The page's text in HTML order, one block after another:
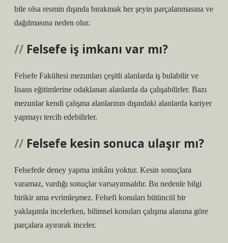
bile olsa resmin dışında bırakmak her şeyin parçalanmasına ve
dağılmasına neden olur.
Felsefe iş imkanı var mı?
Felsefe Fakültesi mezunları çeşitli alanlarda iş bulabilir ve
lisans eğitimlerine odaklanan alanlarda da çalışabilirler. Bazı
mezunlar kendi çalışma alanlarının dışındaki alanlarda kariyer
yapmayı tercih edebilirler.
Felsefe kesin sonuca ulaşır mı?
Felsefede deney yapma imkânı yoktur. Kesin sonuçlara
varamaz, vardığı sonuçlar varsayımsaldır. Bu nedenle bilgi
birikir ama evrimleşmez. Felsefi konuları bütüncül bir
yaklaşımla incelerken, bilimsel konuları çalışma alanına göre
parçalara ayırarak inceler.